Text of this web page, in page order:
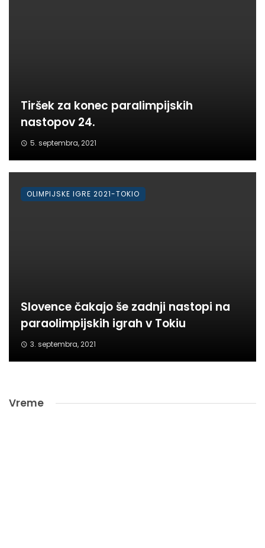
Tiršek za konec paralimpijskih
nastopov 24.
5. septembra, 2021
Slovence čakajo še zadnji nastopi na
paraolimpijskih igrah v Tokiu
3. septembra, 2021
OLIMPIJSKE IGRE 2021-TOKIO
Vreme